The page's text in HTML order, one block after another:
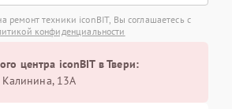
ремонт техники iconBIT, Вы соглашаетесь с
конфиденциальности
центра iconBIT в Твери:
Калинина, 13А